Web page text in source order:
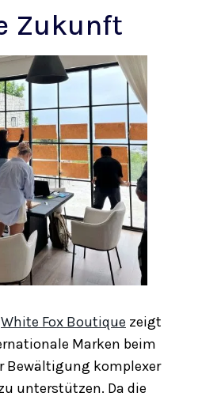
Zukunft
White Fox Boutique zeigt
Marken beim
Bewältigung komplexer
unterstützen. Da die